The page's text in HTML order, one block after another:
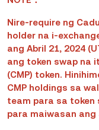
Nire-require ng
holder na i-
ang Abril 21, 2024
ang token swap na
(CMP) token.
CMP holdings sa
team para sa token
para maiwasan